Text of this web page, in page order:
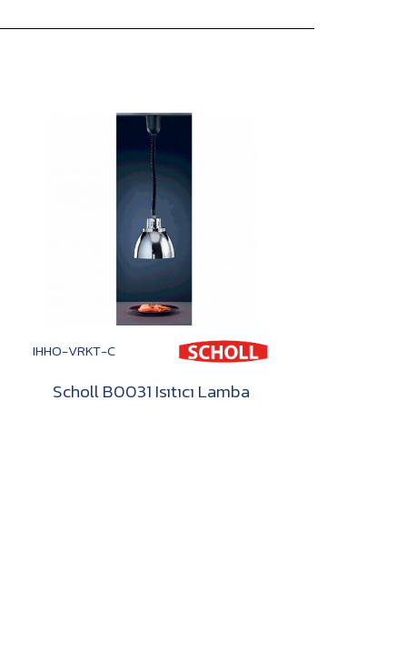
IHHO-VRKT-C
Scholl B0031 Isıtıcı Lamba